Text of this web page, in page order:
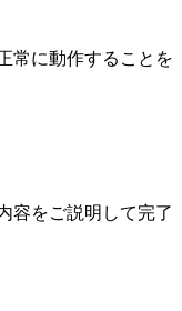
常に動作することを
容をご説明して完了